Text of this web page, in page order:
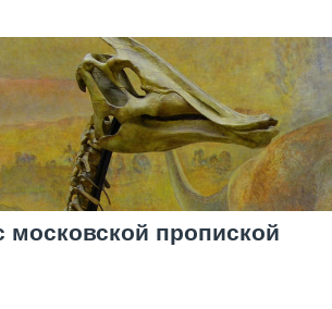
московской пропиской